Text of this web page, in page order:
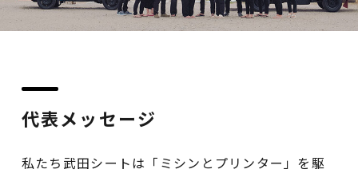
代表メッセージ
私たち武田シートは「ミシンとプリンター」を駆